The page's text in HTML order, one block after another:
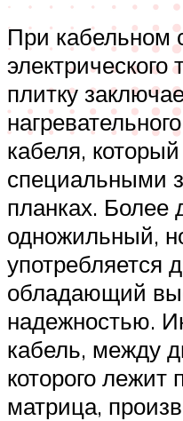
При кабельном
электрического
плитку
кабеля,
специальными
планках.
одножильный,
употребляется
обладающий
надежностью.
кабель, между
которого лежит
матрица,